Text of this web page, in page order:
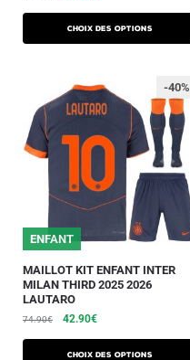
Choix des options
ENFANT
-40%
MAILLOT KIT ENFANT INTER
MILAN THIRD 2025 2026
LAUTARO
74.90€ 42.90€
Choix des options